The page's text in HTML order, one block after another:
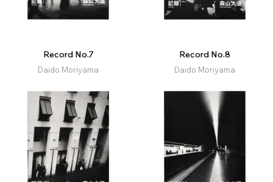
Record No.7
Daido Moriyama
Record No.8
Daido Moriyama